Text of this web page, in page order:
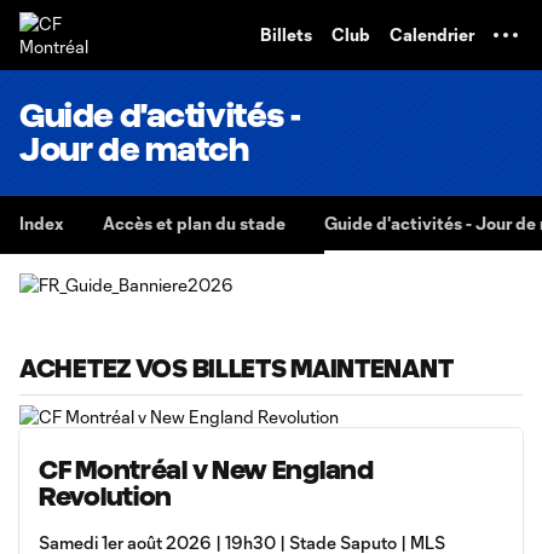
Billets Club Calendrier
Guide d'activités -
Jour de match
Index Accès et plan du stade Guide d'activités - Jour de
ACHETEZ VOS BILLETS MAINTENANT
CF Montréal v New England
Revolution
Samedi 1er août 2026 | 19h30 | Stade Saputo | MLS